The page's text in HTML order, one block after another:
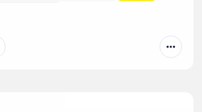
для учебы: краткий и
описание возможностей,
и советы по выбору ИИ для